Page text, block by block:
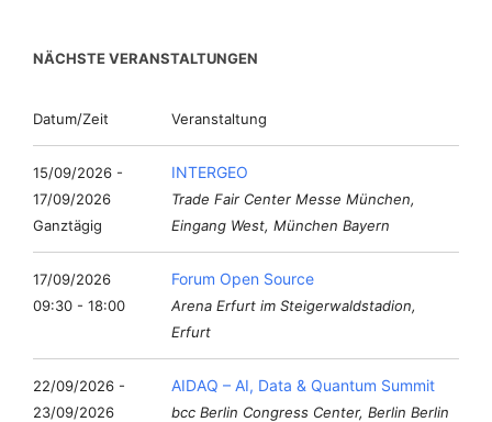
NÄCHSTE VERANSTALTUNGEN
Datum/Zeit Veranstaltung
15/09/2026 -
17/09/2026
Ganztägig
INTERGEO
Trade Fair Center Messe München,
Eingang West, München Bayern
17/09/2026
09:30 - 18:00
Forum Open Source
Arena Erfurt im Steigerwaldstadion,
Erfurt
22/09/2026 -
23/09/2026
AIDAQ – AI, Data & Quantum Summit
bcc Berlin Congress Center, Berlin Berlin